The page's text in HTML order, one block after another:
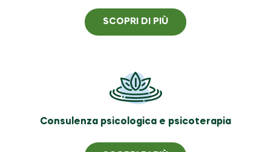
SCOPRI DI PIÙ
Consulenza psicologica e psicoterapia